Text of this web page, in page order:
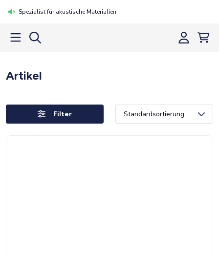
Spezialist für akustische Materialien
Artikel
Filter